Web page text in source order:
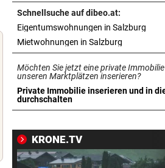
Verletzter Salzburg-Kicker:
Diagnose ist da!
SCHWIMM-EM IN PARIS
Halbfinal-Aus für Luca Karl
K.o.-Sprintbewerb
BEI „COSÌ FAN TUTTE“
den Festspielen
350 QUADRATMETER FEUER vor 7
Schnellsuche auf dibeo.at:
Eigentumswohnungen in Salzburg
Mietwohnungen in Salzburg
Möchten Sie jetzt eine private
unseren Marktplätzen inserieren?
Private Immobilie inserieren und in
durchschalten
in neuem Tab öffnen
KRONE.TV